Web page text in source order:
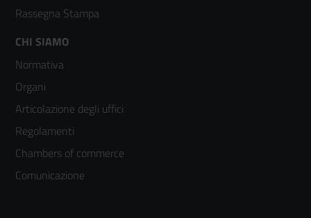
Rassegna Stampa
Footer
menù
colonna
3
CHI SIAMO
Normativa
Organi
Articolazione degli uffici
Regolamenti
Chambers of commerce
Comunicazione